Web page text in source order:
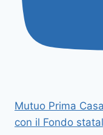
Mutuo Prima
con il Fondo